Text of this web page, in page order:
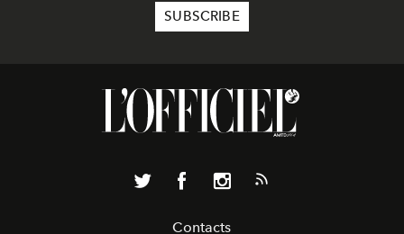
Contacts